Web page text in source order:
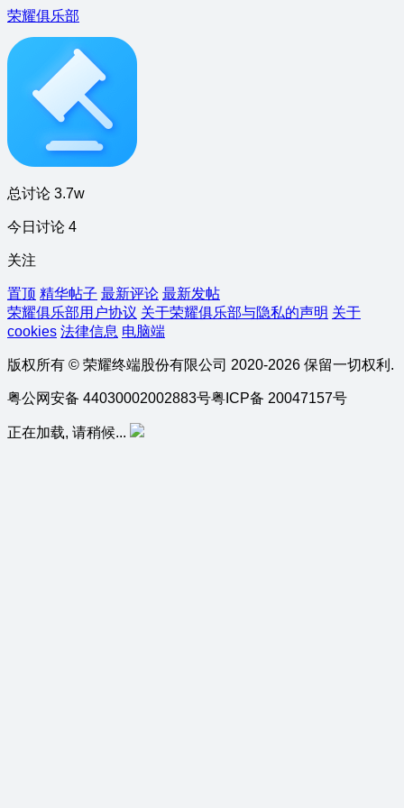
荣耀俱乐部
总讨论 3.7w
今日讨论 4
关注
置顶 精华帖子 最新评论 最新发帖
荣耀俱乐部用户协议 关于荣耀俱乐部与隐私的声明 关于
cookies 法律信息 电脑端
版权所有 © 荣耀终端股份有限公司 2020-2026 保留一切权利.
粤公网安备 44030002002883号粤ICP备 20047157号
正在加载, 请稍候...